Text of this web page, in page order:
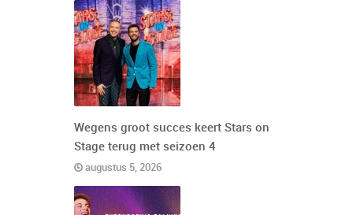
Wegens groot succes keert Stars on
Stage terug met seizoen 4
augustus 5, 2026